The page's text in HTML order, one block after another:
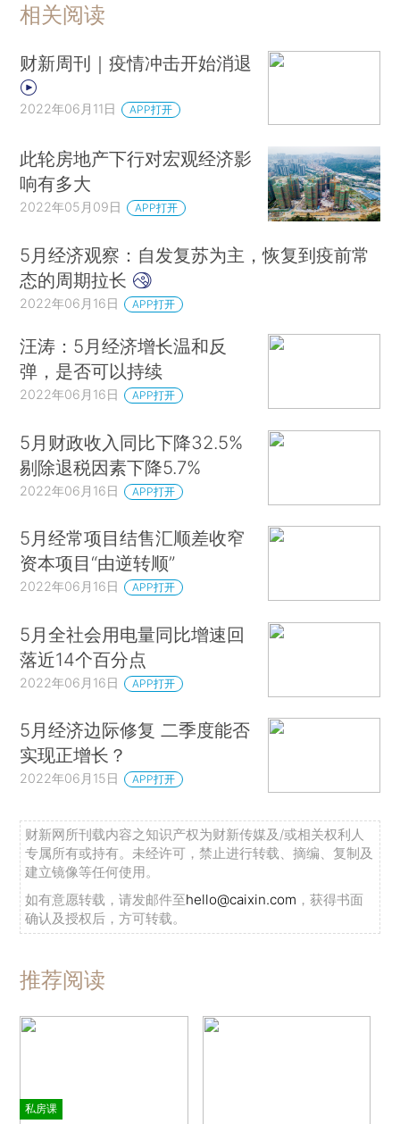
相关阅读
财新周刊｜疫情冲击开始消退
2022年06月11日 APP打开
此轮房地产下行对宏观经济影
响有多大
2022年05月09日 APP打开
5月经济观察：自发复苏为主，恢复到疫前常
态的周期拉长
2022年06月16日 APP打开
汪涛：5月经济增长温和反
弹，是否可以持续
2022年06月16日 APP打开
5月财政收入同比下降32.5%
剔除退税因素下降5.7%
2022年06月16日 APP打开
5月经常项目结售汇顺差收窄
资本项目“由逆转顺”
2022年06月16日 APP打开
5月全社会用电量同比增速回
落近14个百分点
2022年06月16日 APP打开
5月经济边际修复 二季度能否
实现正增长？
2022年06月15日 APP打开
财新网所刊载内容之知识产权为财新传媒及/或相关权利人
专属所有或持有。未经许可，禁止进行转载、摘编、复制及
建立镜像等任何使用。
如有意愿转载，请发邮件至hello@caixin.com ，获得书面
确认及授权后，方可转载。
推荐阅读
私房课